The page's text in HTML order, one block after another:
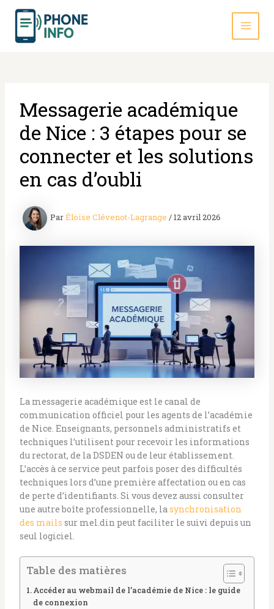
Aller
Messagerie académique
de Nice : 3 étapes pour se
connecter et les solutions
en cas d’oubli
ParÉloïse Clévenot-Lagrange /12 avril 2026
La messagerie académique est le canal de
communication officiel pour les agents de l’académie
de Nice. Enseignants, personnels administratifs et
techniques l’utilisent pour recevoir les informations
du rectorat, de la DSDEN ou de leur établissement.
L’accès à ce service peut parfois poser des difficultés
techniques lors d’une première affectation ou en cas
de perte d’identifiants. Si vous devez aussi consulter
une autre boîte professionnelle, la synchronisation
des mails sur mel.din peut faciliter le suivi depuis un
seul logiciel.
Table des matières
Accéder au webmail de l’académie de Nice : le guide
de connexion